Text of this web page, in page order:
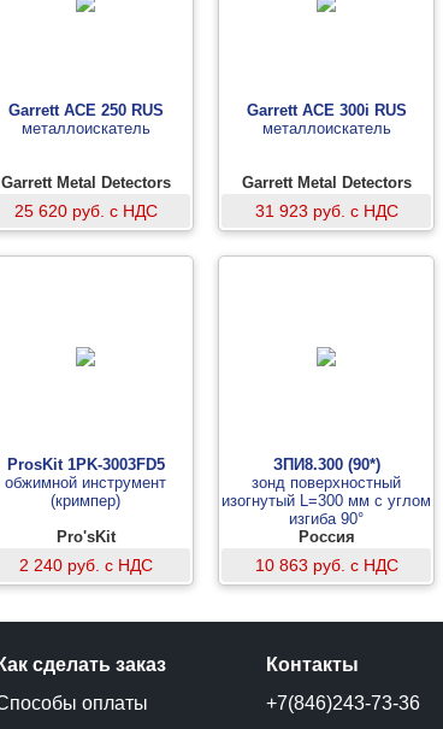
Garrett ACE 250 RUS
металлоискатель
Garrett Metal Detectors
25 620 руб. с НДС
Garrett ACE 300i RUS
металлоискатель
Garrett Metal Detectors
31 923 руб. с НДС
ProsKit 1PK-3003FD5
обжимной инструмент
(кримпер)
Pro'sKit
2 240 руб. с НДС
ЗПИ8.300 (90*)
зонд поверхностный
изогнутый L=300 мм с углом
изгиба 90°
Россия
10 863 руб. с НДС
Как сделать заказ
оплаты
Контакты
+7(846)243-73-36